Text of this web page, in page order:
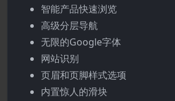
智能产品快速浏览
高级分层导航
无限的Google字体
网站识别
页眉和页脚样式选项
内置惊人的滑块